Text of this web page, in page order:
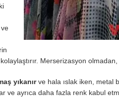
ve
Merserizasyon
yıkanırve hala ıslak iken, metal
ve ayrıca daha fazla renk kabul